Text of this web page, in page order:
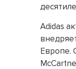
Adidas
Европе.